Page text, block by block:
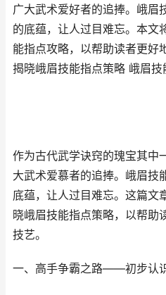
广大武术爱好者的追捧。峨眉
的底蕴，让人过目难忘。本文
能指点攻略，以帮助读者更好
揭晓峨眉技能指点策略 峨眉技
作为古代武学诀窍的瑰宝其中
大武术爱慕者的追捧。峨眉技
底蕴，让人过目难忘。这篇文
晓峨眉技能指点策略，以帮助
技艺。
一、高手争霸之路——初步认